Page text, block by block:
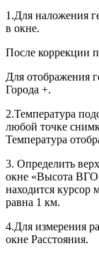
1.Для наложения
в окне.
После коррекции
Для отображения
Города +.
2.Температура
любой точке
Температура
3. Определить
окне «Высота
находится
равна 1 км.
4.Для измерения
окне Расстояния.